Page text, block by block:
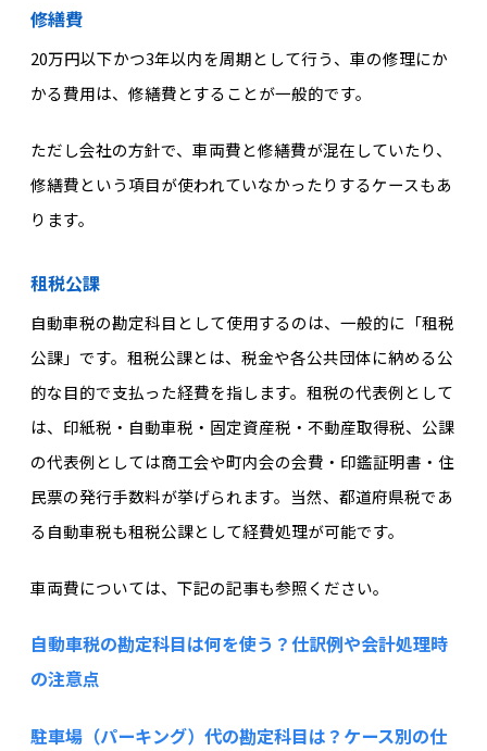
修繕費
20万円以下かつ3年以内を周期として行う、車の修理にか
かる費用は、修繕費とすることが一般的です。
ただし会社の方針で、車両費と修繕費が混在していたり、
修繕費という項目が使われていなかったりするケースもあ
ります。
租税公課
自動車税の勘定科目として使用するのは、一般的に「租税
公課」です。租税公課とは、税金や各公共団体に納める公
的な目的で支払った経費を指します。租税の代表例として
は、印紙税・自動車税・固定資産税・不動産取得税、公課
の代表例としては商工会や町内会の会費・印鑑証明書・住
民票の発行手数料が挙げられます。当然、都道府県税であ
る自動車税も租税公課として経費処理が可能です。
車両費については、下記の記事も参照ください。
自動車税の勘定科目は何を使う？仕訳例や会計処理時
の注意点
駐車場（パーキング）代の勘定科目は？ケース別の仕